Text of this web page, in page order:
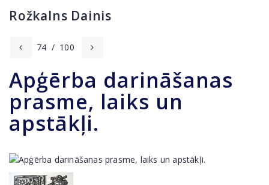
Rožkalns Dainis
74 / 100
Apģērba darināšanas
prasme, laiks un
apstākļi.